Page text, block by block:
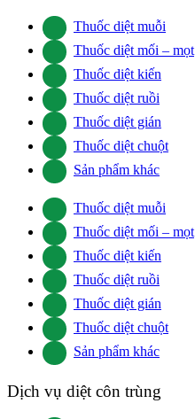
Thuốc diệt muỗi
Thuốc diệt mối – mọt
Thuốc diệt kiến
Thuốc diệt ruồi
Thuốc diệt gián
Thuốc diệt chuột
Sản phẩm khác
Thuốc diệt muỗi
Thuốc diệt mối – mọt
Thuốc diệt kiến
Thuốc diệt ruồi
Thuốc diệt gián
Thuốc diệt chuột
Sản phẩm khác
Dịch vụ diệt côn trùng